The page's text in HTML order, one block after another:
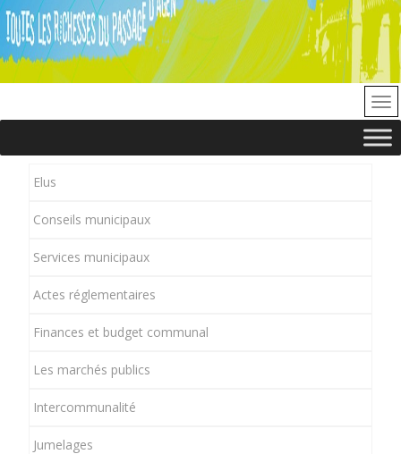
Elus
Conseils municipaux
Services municipaux
Actes réglementaires
Finances et budget communal
Les marchés publics
Intercommunalité
Jumelages